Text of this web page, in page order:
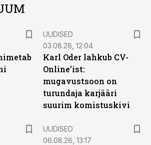
UUDISED
03.08.26, 12:04
Karl Oder lahkub CV-
Online’ist:
mugavustsoon on
turundaja karjääri
suurim komistuskivi
UUDISED
06.08.26, 13:17